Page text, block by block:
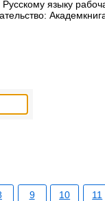
языку
9 10 11